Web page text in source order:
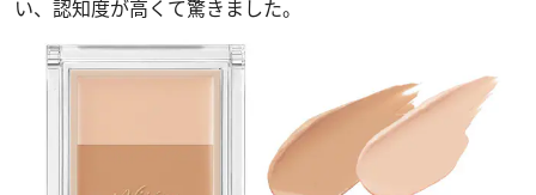
い、認知度が高くて驚きました。